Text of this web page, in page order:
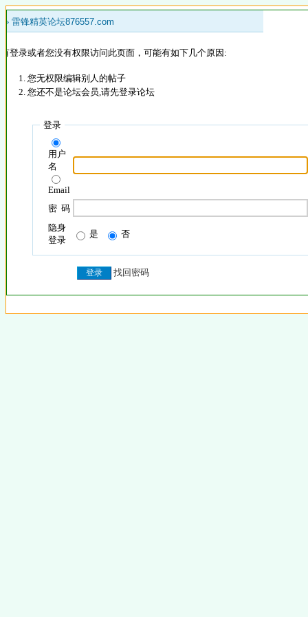
» 雷锋精英论坛876557.com
登录或者您没有权限访问此页面，可能有如下几个原因:
您无权限编辑别人的帖子
您还不是论坛会员,请先登录论坛
登录
用户
名
Email
密 码
隐身
登录
是 否
找回密码